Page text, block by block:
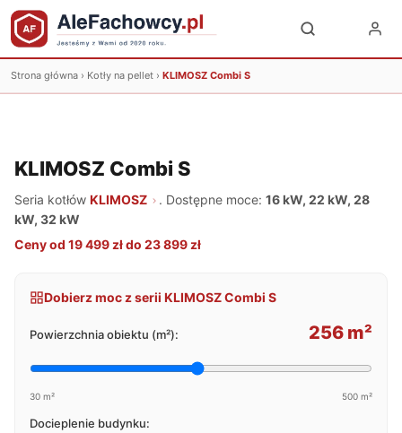
Strona główna › Kotły na pellet › KLIMOSZ Combi S
KLIMOSZ Combi S
Seria kotłów KLIMOSZ . Dostępne moce: 16 kW, 22 kW, 28
kW, 32 kW
Ceny od 19 499 zł do 23 899 zł
Dobierz moc z serii KLIMOSZ Combi S
Powierzchnia obiektu (m²): 256 m²
30 m² 500 m²
Docieplenie budynku: